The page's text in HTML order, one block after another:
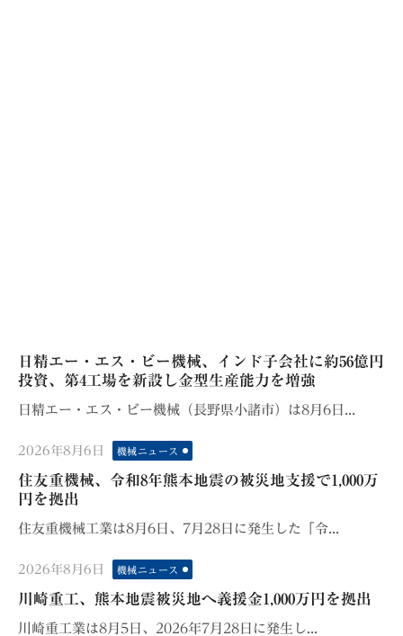
日精エー・エス・ビー機械、インド子会社に約56億円
投資、第4工場を新設し金型生産能力を増強
日精エー・エス・ビー機械（長野県小諸市）は8月6日...
Posted
on
2026年8月6日 機械ニュース
住友重機械、令和8年熊本地震の被災地支援で1,000万
円を拠出
住友重機械工業は8月6日、7月28日に発生した「令...
Posted
on
2026年8月6日 機械ニュース
川崎重工、熊本地震被災地へ義援金1,000万円を拠出
川崎重工業は8月5日、2026年7月28日に発生し...